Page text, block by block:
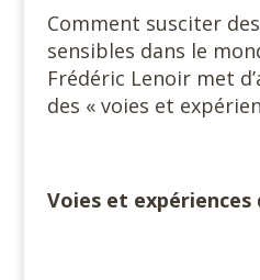
Comment susciter
sensibles dans le
Frédéric Lenoir met
des « voies et
Voies et expériences